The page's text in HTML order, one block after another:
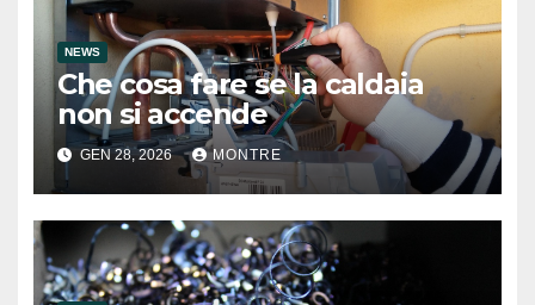
NEWS
Che cosa fare se la caldaia
non si accende
GEN 28, 2026 MONTRE